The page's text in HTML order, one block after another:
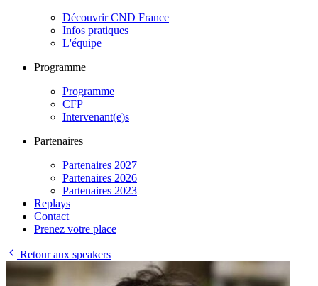
Découvrir CND France
Infos pratiques
L'équipe
Programme
Programme
CFP
Intervenant(e)s
Partenaires
Partenaires 2027
Partenaires 2026
Partenaires 2023
Replays
Contact
Prenez votre place
Retour aux speakers